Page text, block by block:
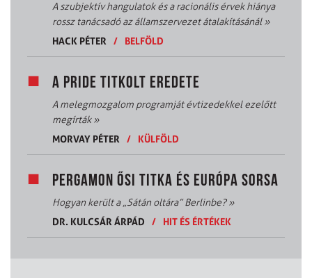
A szubjektív hangulatok és a racionális érvek hiánya
rossz tanácsadó az államszervezet átalakításánál»
HACK PÉTER
/ BELFÖLD
A PRIDE TITKOLT EREDETE
A melegmozgalom programját évtizedekkel ezelőtt
megírták»
MORVAY PÉTER
/ KÜLFÖLD
PERGAMON ŐSI TITKA ÉS EURÓPA SORSA
Hogyan került a „Sátán oltára” Berlinbe?»
DR. KULCSÁR ÁRPÁD
/ HIT ÉS ÉRTÉKEK